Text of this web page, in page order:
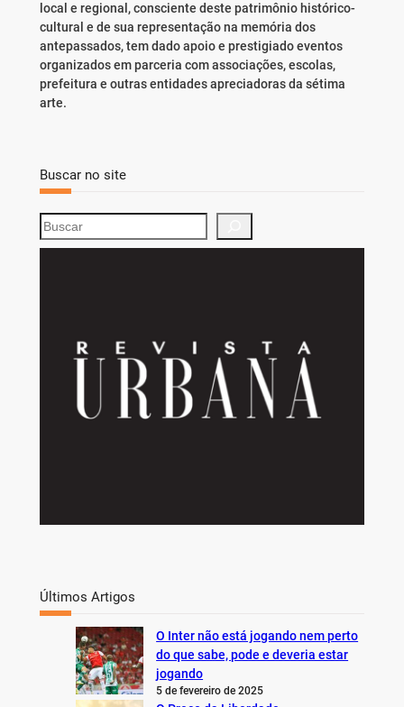
local e regional, consciente deste patrimônio histórico-
cultural e de sua representação na memória dos
antepassados, tem dado apoio e prestigiado eventos
organizados em parceria com associações, escolas,
prefeitura e outras entidades apreciadoras da sétima
arte.
Buscar no site
S
e
Últimos Artigos
O Inter não está jogando nem perto
do que sabe, pode e deveria estar
jogando
5 de fevereiro de 2025